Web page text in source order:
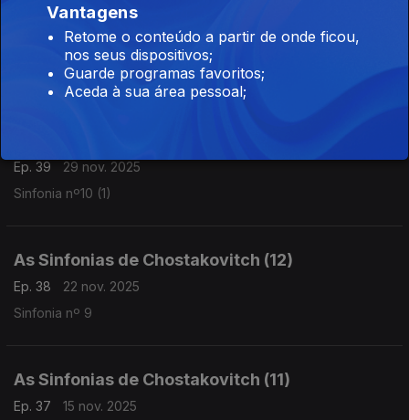
As Sinfonias de Chostakovitch (14)
06 dez. 2025
Sinfonia Nº 10 (2)
Ep. 39
29 nov. 2025
Sinfonia nº10 (1)
As Sinfonias de Chostakovitch (12)
Ep. 38
22 nov. 2025
Sinfonia nº 9
As Sinfonias de Chostakovitch (11)
Ep. 37
15 nov. 2025
Vantagens
Retome o conteúdo a partir de onde ficou,
nos seus dispositivos;
Guarde programas favoritos;
Aceda à sua área pessoal;